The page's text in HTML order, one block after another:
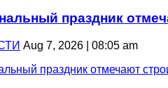
праздник
Aug 7, 2026 | 08:05 am